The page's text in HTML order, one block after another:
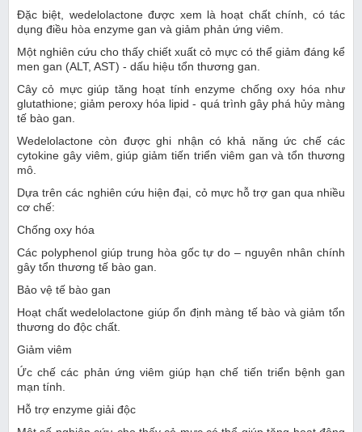
Đặc biệt, wedelolactone được xem là hoạt chất chính, có tác
dụng điều hòa enzyme gan và giảm phản ứng viêm.
Một nghiên cứu cho thấy chiết xuất cỏ mực có thể giảm đáng kể
men gan (ALT, AST) - dấu hiệu tổn thương gan.
Cây cỏ mực giúp tăng hoạt tính enzyme chống oxy hóa như
glutathione; giảm peroxy hóa lipid - quá trình gây phá hủy màng
tế bào gan.
Wedelolactone còn được ghi nhận có khả năng ức chế các
cytokine gây viêm, giúp giảm tiến triển viêm gan và tổn thương
mô.
Dựa trên các nghiên cứu hiện đại, cỏ mực hỗ trợ gan qua nhiều
cơ chế:
Chống oxy hóa
Các polyphenol giúp trung hòa gốc tự do – nguyên nhân chính
gây tổn thương tế bào gan.
Bảo vệ tế bào gan
Hoạt chất wedelolactone giúp ổn định màng tế bào và giảm tổn
thương do độc chất.
Giảm viêm
Ức chế các phản ứng viêm giúp hạn chế tiến triển bệnh gan
mạn tính.
Hỗ trợ enzyme giải độc